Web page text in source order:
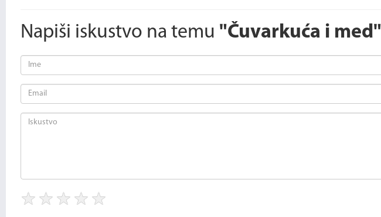
Napiši iskustvo na temu "Čuvarkuća i med"
★ ★ ★ ★ ★